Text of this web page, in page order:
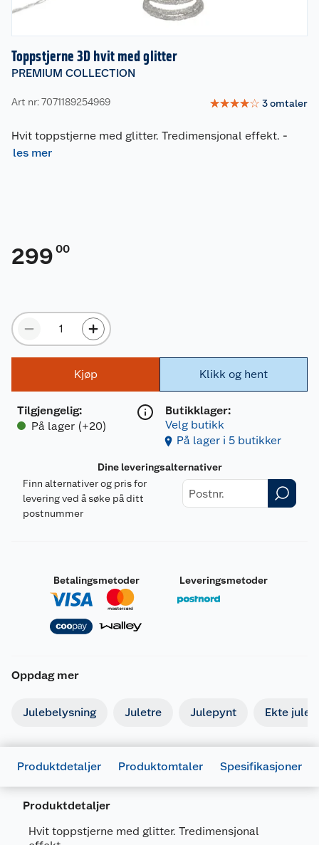
Toppstjerne 3D hvit med glitter
PREMIUM COLLECTION
Art nr: 7071189254969 ☆☆☆☆☆ 3omtaler
Hvit toppstjerne med glitter. Tredimensjonal effekt. -
les mer
299 00
Kjøp
Tilgjengelig:
På lager (+20)
Klikk og hent
Butikklager:
Velg butikk
På lager i 5 butikker
Dine leveringsalternativer
Finn alternativer og pris for
levering ved å søke på ditt
postnummer
Betalingsmetoder Leveringsmetoder
Oppdag mer
Julebelysning Juletre Julepynt Ekte
Produktdetaljer Produktomtaler Spesifikasjoner
Produktdetaljer
Hvit toppstjerne med glitter. Tredimensjonal